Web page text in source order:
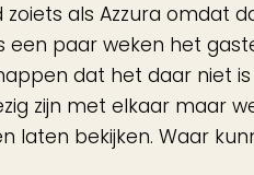
als Azzura omdat
een paar weken het
dat het daar niet
zijn met elkaar maar
laten bekijken. Waar